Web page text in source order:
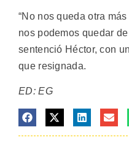
“No nos queda otra
nos podemos quedar
sentenció Héctor, con
que resignada.
ED: EG